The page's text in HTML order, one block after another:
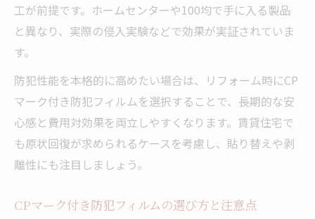
工が前提です。ホームセンターや100均で手に入る製品
と異なり、実際の侵入実験などで効果が実証されていま
す。
防犯性能を本格的に高めたい場合は、リフォーム時にCP
マーク付き防犯フィルムを選択することで、長期的な安
心感と費用対効果を両立しやすくなります。賃貸住宅で
も原状回復が求められるケースを考慮し、貼り替えや剥
離性にも注目しましょう。
CPマーク付き防犯フィルムの選び方と注意点